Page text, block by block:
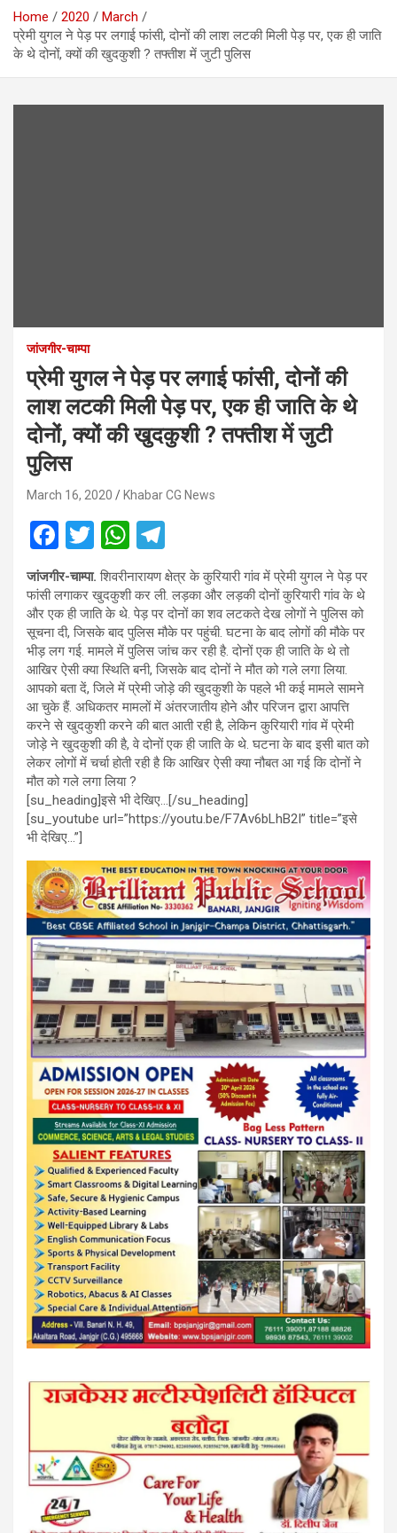
Home 2020
March
प्रेमी युगल ने पेड़ पर लगाई फांसी, दोनों की लाश लटकी मिली पेड़ पर, एक ही जाति
के थे दोनों, क्यों की खुदकुशी ? तफ्तीश में जुटी पुलिस
जांजगीर-चाम्पा
प्रेमी युगल ने पेड़ पर लगाई फांसी, दोनों की
लाश लटकी मिली पेड़ पर, एक ही जाति के थे
दोनों, क्यों की खुदकुशी ? तफ्तीश में जुटी
पुलिस
March 16, 2020 Khabar CG News
F
a
ce
b
o
o
k
T
wi
tt
er
W
h
at
s
A
p
p
el
e
gr
a
m
जांजगीर-चाम्पा. शिवरीनारायण क्षेत्र के कुरियारी गांव में प्रेमी युगल ने पेड़ पर
फांसी लगाकर खुदकुशी कर ली. लड़का और लड़की दोनों कुरियारी गांव के थे
और एक ही जाति के थे. पेड़ पर दोनों का शव लटकते देख लोगों ने पुलिस को
सूचना दी, जिसके बाद पुलिस मौके पर पहुंची. घटना के बाद लोगों की मौके पर
भीड़ लग गई. मामले में पुलिस जांच कर रही है. दोनों एक ही जाति के थे तो
आखिर ऐसी क्या स्थिति बनी, जिसके बाद दोनों ने मौत को गले लगा लिया.
आपको बता दें, जिले में प्रेमी जोड़े की खुदकुशी के पहले भी कई मामले सामने
आ चुके हैं. अधिकतर मामलों में अंतरजातीय होने और परिजन द्वारा आपत्ति
करने से खुदकुशी करने की बात आती रही है, लेकिन कुरियारी गांव में प्रेमी
जोड़े ने खुदकुशी की है, वे दोनों एक ही जाति के थे. घटना के बाद इसी बात को
लेकर लोगों में चर्चा होती रही है कि आखिर ऐसी क्या नौबत आ गई कि दोनों ने
मौत को गले लगा लिया ?
[su_heading]इसे भी देखिए…[/su_heading]
[su_youtube url=”https://youtu.be/F7Av6bLhB2I” title=”इसे
भी देखिए…”]